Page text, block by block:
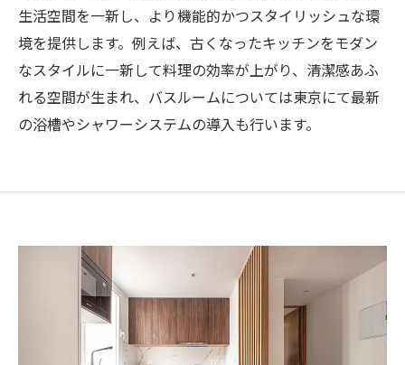
生活空間を一新し、より機能的かつスタイリッシュな環
境を提供します。例えば、古くなったキッチンをモダン
なスタイルに一新して料理の効率が上がり、清潔感あふ
れる空間が生まれ、バスルームについては東京にて最新
の浴槽やシャワーシステムの導入も行います。